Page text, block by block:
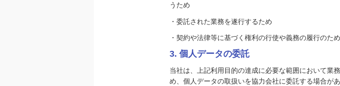
うため
・委託された業務を遂行するため
・契約や法律等に基づく権利の行使や義務の履行のため
3. 個人データの委託
当社は、上記利用目的の達成に必要な範囲において業
め、個人データの取扱いを協力会社に委託する場合が